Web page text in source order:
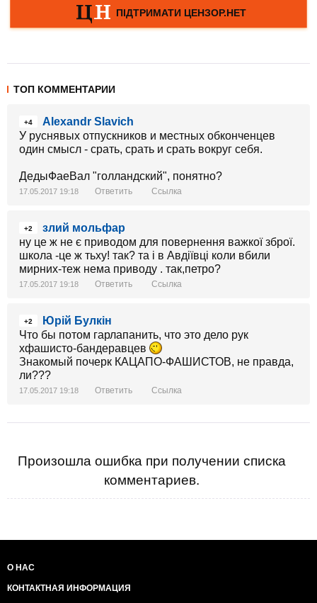
ТОП КОММЕНТАРИИ
+4
Alexandr Slavich
У руснявых отпускников и местных обконченцев
один смысл - срать, срать и срать вокруг себя.
ДедыФаеВал "голландский", понятно?
17.05.2017 19:18 Ответить Ссылка
+2
злий мольфар
ну це ж не є приводом для повернення важкої зброї.
школа -це ж тьху! так? та і в Авдіївці коли вбили
мирних-теж нема приводу . так,петро?
17.05.2017 19:18 Ответить Ссылка
+2
Юрій Булкін
Что бы потом гарлапанить, что это дело рук
хфашисто-бандеравцев
Знакомый почерк КАЦАПО-ФАШИСТОВ, не правда,
ли???
17.05.2017 19:18 Ответить Ссылка
Произошла ошибка при получении списка
комментариев.
О НАС
КОНТАКТНАЯ ИНФОРМАЦИЯ